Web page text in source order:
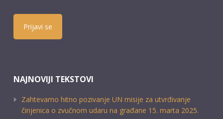
Prijavi se
NAJNOVIJI TEKSTOVI
Zahtevamo hitno pozivanje UN misije za utvrđivanje
činjenica o zvučnom udaru na građane 15. marta 2025.